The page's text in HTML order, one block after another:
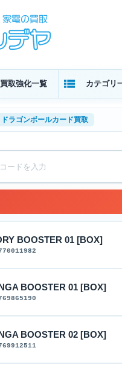
買取強化一覧 カテゴリ
ドラゴンボールカード買取
BOOSTER 01 [BOX]
BOOSTER 01 [BOX]
BOOSTER 02 [BOX]